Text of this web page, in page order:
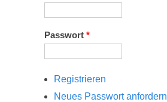
Passwort *
Registrieren
Neues Passwort anfordern